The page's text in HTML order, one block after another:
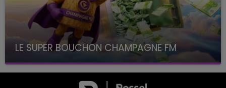
LE SUPER BOUCHON CHAMPAGNE FM
avec La Famille Champagne FM, à 8H10